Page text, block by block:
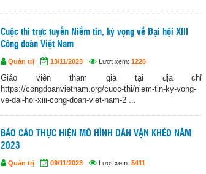
Cuộc thi trực tuyến Niềm tin, kỳ vọng về Đại hội XIII
Công đoàn Việt Nam
Quản trị 13/11/2023 Lượt xem: 1226
Giáo viên tham gia tại địa chỉ
https://congdoanvietnam.org/cuoc-thi/niem-tin-ky-vong-
ve-dai-hoi-xiii-cong-doan-viet-nam-2 ...
BÁO CÁO THỰC HIỆN MÔ HÌNH DÂN VẬN KHÉO NĂM
2023
Quản trị 09/11/2023 Lượt xem: 5411